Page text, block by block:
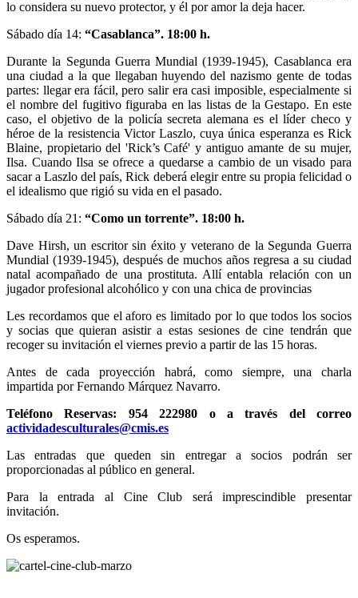
lo considera su nuevo protector, y él por amor la deja hacer.
Sábado día 14: “Casablanca”. 18:00 h.
Durante la Segunda Guerra Mundial (1939-1945), Casablanca era
una ciudad a la que llegaban huyendo del nazismo gente de todas
partes: llegar era fácil, pero salir era casi imposible, especialmente si
el nombre del fugitivo figuraba en las listas de la Gestapo. En este
caso, el objetivo de la policía secreta alemana es el líder checo y
héroe de la resistencia Victor Laszlo, cuya única esperanza es Rick
Blaine, propietario del 'Rick’s Café' y antiguo amante de su mujer,
Ilsa. Cuando Ilsa se ofrece a quedarse a cambio de un visado para
sacar a Laszlo del país, Rick deberá elegir entre su propia felicidad o
el idealismo que rigió su vida en el pasado.
Sábado día 21: “Como un torrente”. 18:00 h.
Dave Hirsh, un escritor sin éxito y veterano de la Segunda Guerra
Mundial (1939-1945), después de muchos años regresa a su ciudad
natal acompañado de una prostituta. Allí entabla relación con un
jugador profesional alcohólico y con una chica de provincias
Les recordamos que el aforo es limitado por lo que todos los socios
y socias que quieran asistir a estas sesiones de cine tendrán que
recoger su invitación el viernes previo a partir de las 15 horas.
Antes de cada proyección habrá, como siempre, una charla
impartida por Fernando Márquez Navarro.
Teléfono Reservas: 954 222980 o a través del correo
actividadesculturales@cmis.es
Las entradas que queden sin entregar a socios podrán ser
proporcionadas al público en general.
Para la entrada al Cine Club será imprescindible presentar
invitación.
Os esperamos.